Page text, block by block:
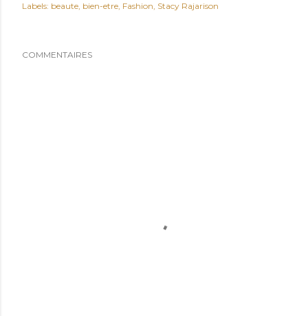
Labels: beaute bien-etre Fashion Stacy Rajarison
COMMENTAIRES